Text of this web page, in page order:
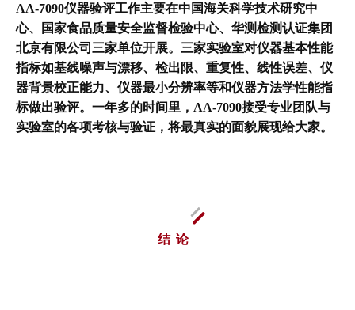
AA-7090仪器验评工作主要在中国海关科学技术研究中
心、国家食品质量安全监督检验中心、华测检测认证集团
北京有限公司三家单位开展。三家实验室对仪器基本性能
指标如基线噪声与漂移、检出限、重复性、线性误差、仪
器背景校正能力、仪器最小分辨率等和仪器方法学性能指
标做出验评。一年多的时间里，AA-7090接受专业团队与
实验室的各项考核与验证，将最真实的面貌展现给大家。
结 论